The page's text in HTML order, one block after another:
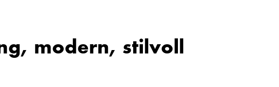
modern, stilvoll